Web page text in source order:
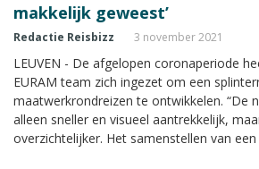
makkelijk geweest’
Redactie Reisbizz 3 november 2021
LEUVEN - De afgelopen coronaperiode
EURAM team zich ingezet om een
maatwerkrondreizen te ontwikkelen. “De
alleen sneller en visueel aantrekkelijk,
overzichtelijker. Het samenstellen van